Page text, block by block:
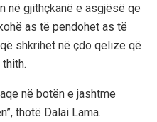
në gjithçkanë e asgjësë që
as të pendohet as të
shkrihet në çdo qelizë që
në botën e jashtme
thotë Dalai Lama.